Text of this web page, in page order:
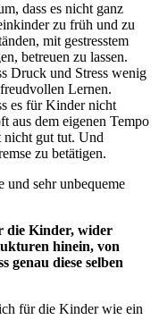
dass es nicht ganz
zu früh und zu
mit gestresstem
betreuen zu lassen.
Druck und Stress wenig
Lernen.
es für Kinder nicht
aus dem eigenen Tempo
nicht gut tut. Und
zu betätigen.
und sehr unbequeme
die Kinder, wider
hinein, von
genau diese selben
für die Kinder wie ein